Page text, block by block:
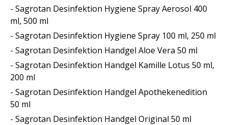
- Sagrotan Desinfektion Hygiene Spray Aerosol 400
ml, 500 ml
- Sagrotan Desinfektion Hygiene Spray 100 ml, 250 ml
- Sagrotan Desinfektion Handgel Aloe Vera 50 ml
- Sagrotan Desinfektion Handgel Kamille Lotus 50 ml,
200 ml
- Sagrotan Desinfektion Handgel Apothekenedition
50 ml
- Sagrotan Desinfektion Handgel Original 50 ml